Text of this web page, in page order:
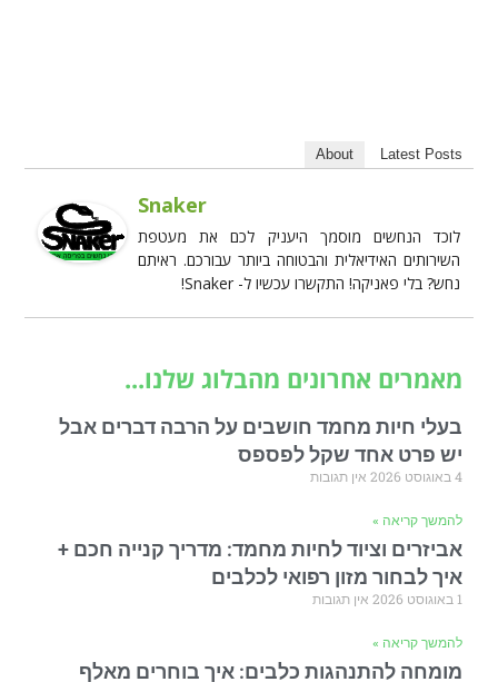
About Latest Posts
Snaker
לוכד הנחשים מוסמך היעניק לכם את מעטפת
השירותים האידיאלית והבטוחה ביותר עבורכם. ראיתם
נחש? בלי פאניקה! התקשרו עכשיו ל- Snaker!
מאמרים אחרונים מהבלוג שלנו...
בעלי חיות מחמד חושבים על הרבה דברים אבל
יש פרט אחד שקל לפספס
4 באוגוסט 2026 אין תגובות
להמשך קריאה »
אביזרים וציוד לחיות מחמד: מדריך קנייה חכם +
איך לבחור מזון רפואי לכלבים
1 באוגוסט 2026 אין תגובות
להמשך קריאה »
מומחה להתנהגות כלבים: איך בוחרים מאלף